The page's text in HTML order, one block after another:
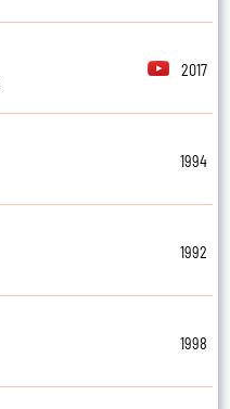
2017
1994
1992
1998